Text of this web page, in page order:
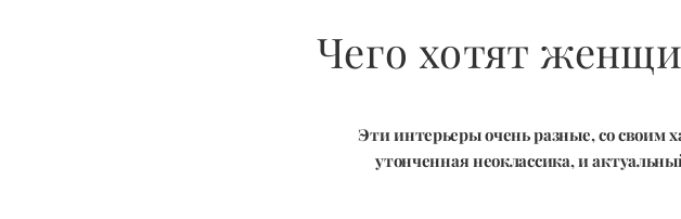
Чего хотят
Эти интерьеры очень разные, со своим
утонченная неоклассика, и